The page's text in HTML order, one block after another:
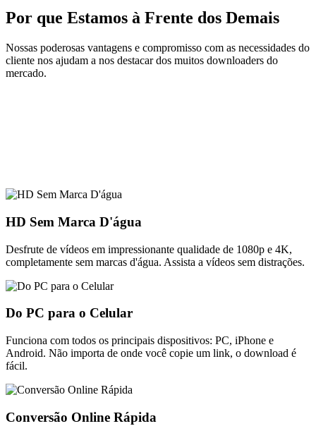
Por que Estamos à Frente dos Demais
Nossas poderosas vantagens e compromisso com as necessidades do
cliente nos ajudam a nos destacar dos muitos downloaders do
mercado.
HD Sem Marca D'água
Desfrute de vídeos em impressionante qualidade de 1080p e 4K,
completamente sem marcas d'água. Assista a vídeos sem distrações.
Do PC para o Celular
Funciona com todos os principais dispositivos: PC, iPhone e
Android. Não importa de onde você copie um link, o download é
fácil.
Conversão Online Rápida